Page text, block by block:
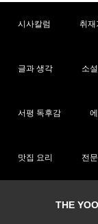
시사칼럼 취재
글과 생각 소
서평 독후감
맛집 요리 전
THE